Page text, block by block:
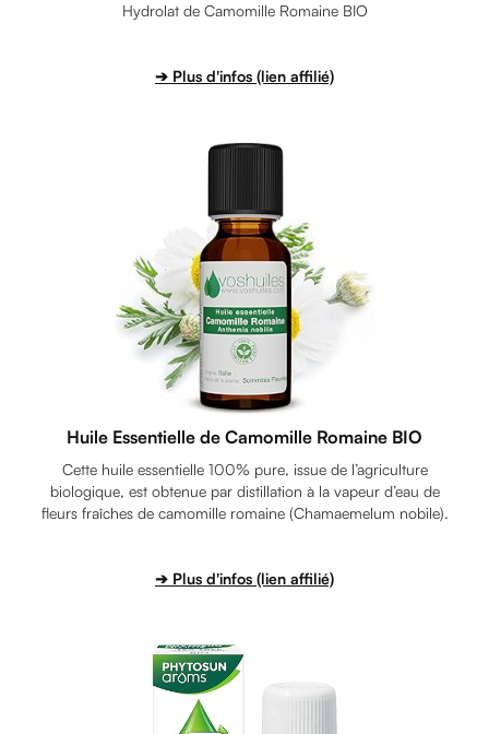
Hydrolat de Camomille Romaine BIO
➔ Plus d'infos (lien affilié)
Huile Essentielle de Camomille Romaine BIO
Cette huile essentielle 100% pure, issue de l’agriculture
biologique, est obtenue par distillation à la vapeur d’eau de
fleurs fraîches de camomille romaine (Chamaemelum nobile).
➔ Plus d'infos (lien affilié)